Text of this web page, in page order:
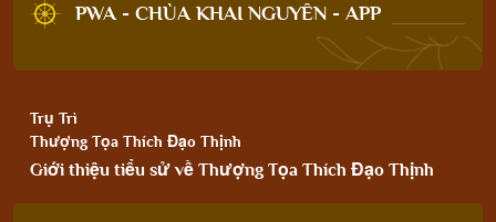
PWA - CHÙA KHAI NGUYÊN - APP
Trụ Trì
Thượng Tọa Thích Đạo Thịnh
Giới thiệu tiểu sử về Thượng Tọa Thích Đạo Thịnh